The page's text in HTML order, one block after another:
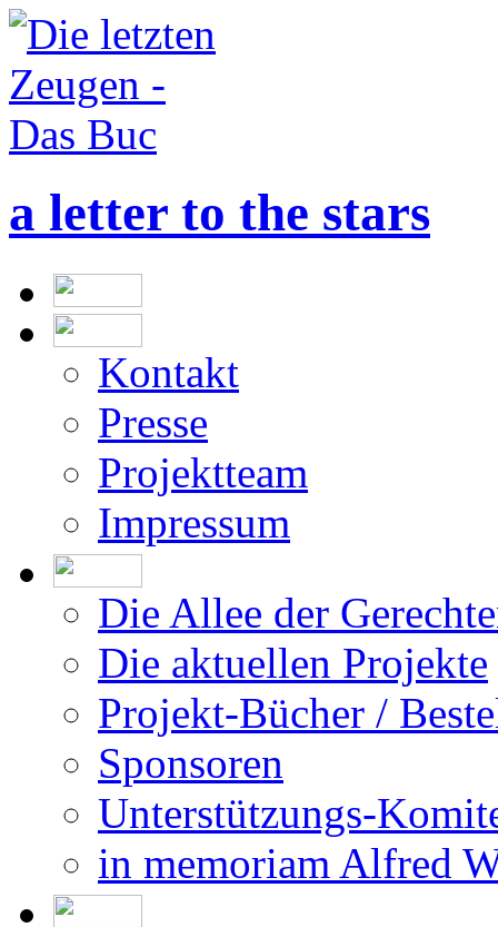
a letter to the stars
Kontakt
Presse
Projektteam
Impressum
Die Allee der
Die aktuellen Projekte
Projekt-Bücher /
Sponsoren
Unterstützungs-
in memoriam Alfred